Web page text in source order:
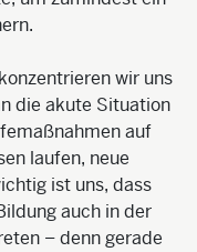
wir uns
die akute Situation
auf
laufen, neue
ist uns, dass
auch in der
– denn gerade